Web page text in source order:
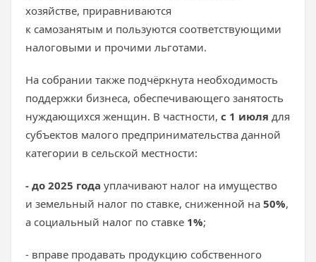
хозяйстве, приравниваются
к самозанятым и пользуются соответствующими
налоговыми и прочими льготами.
На собрании также подчёркнута необходимость
поддержки бизнеса, обеспечивающего занятость
нуждающихся женщин. В частности, с 1 июля для
субъектов малого предпринимательства данной
категории в сельской местности:
- до 2025 года уплачивают налог на имущество
и земельный налог по ставке, сниженной на 50%,
а социальный налог по ставке 1%;
- вправе продавать продукцию собственного